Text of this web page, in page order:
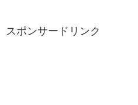
スポンサードリンク